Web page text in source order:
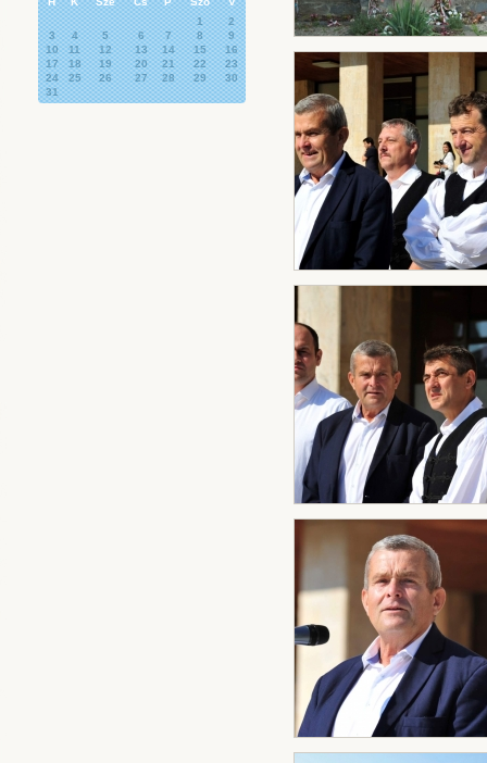
1
2
3
4 5 6 7 8
9
10
11 12 13 14 15
16
17
18 19 20 21 22
23
24
25 26 27 28 29
30
31